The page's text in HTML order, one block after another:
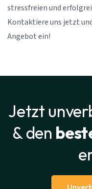
stressfreien und
Kontaktiere uns jetzt
Angebot ein!
Jetzt
& den